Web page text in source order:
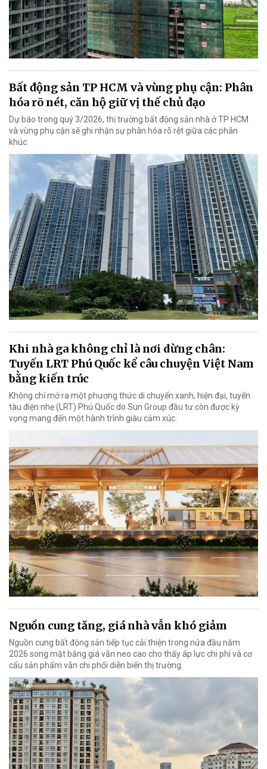
Bất động sản TP HCM và vùng phụ cận: Phân
hóa rõ nét, căn hộ giữ vị thế chủ đạo
Dự báo trong quý 3/2026, thị trường bất động sản nhà ở TP HCM
và vùng phụ cận sẽ ghi nhận sự phân hóa rõ rệt giữa các phân
khúc.
Khi nhà ga không chỉ là nơi dừng chân:
Tuyến LRT Phú Quốc kể câu chuyện Việt Nam
bằng kiến trúc
Không chỉ mở ra một phương thức di chuyển xanh, hiện đại, tuyến
tàu điện nhẹ (LRT) Phú Quốc do Sun Group đầu tư còn được kỳ
vọng mang đến một hành trình giàu cảm xúc.
Nguồn cung tăng, giá nhà vẫn khó giảm
Nguồn cung bất động sản tiếp tục cải thiện trong nửa đầu năm
2026 song mặt bằng giá vẫn neo cao cho thấy áp lực chi phí và cơ
cấu sản phẩm vẫn chi phối diễn biến thị trường.